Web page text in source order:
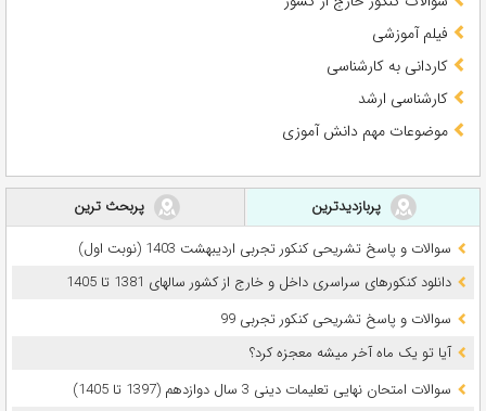
فیلم آموزشی
کاردانی به کارشناسی
کارشناسی ارشد
موضوعات مهم دانش آموزی
پربازدیدترین
پربحث ترین
سوالات و پاسخ تشریحی کنکور تجربی اردیبهشت 1403 (نوبت اول)
دانلود کنکورهای سراسری داخل و خارج از کشور سالهای 1381 تا 1405
سوالات و پاسخ تشریحی کنکور تجربی 99
آیا تو یک ماه آخر میشه معجزه کرد؟
سوالات امتحان نهایی تعلیمات دینی 3 سال دوازدهم (1397 تا 1405)